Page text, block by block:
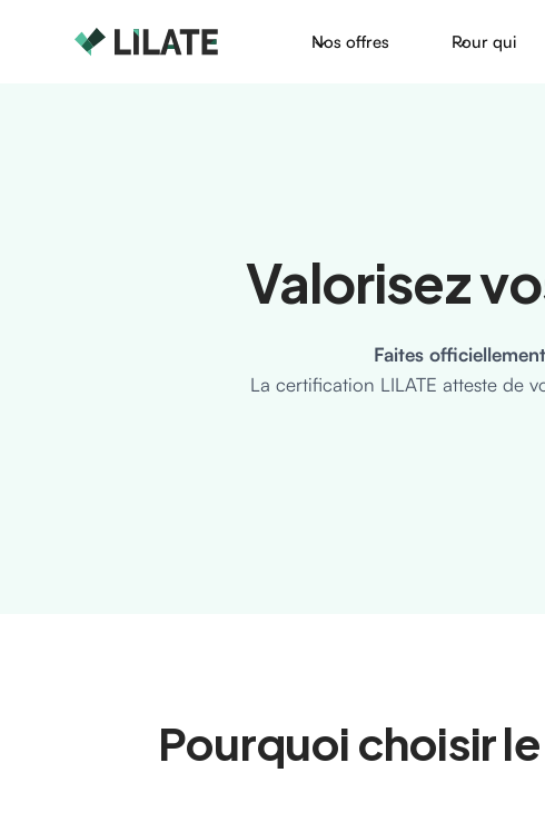
Nos offres Pour qui
Valorisez
Faites
La certification LILATE atteste de
Pourquoi choisir le